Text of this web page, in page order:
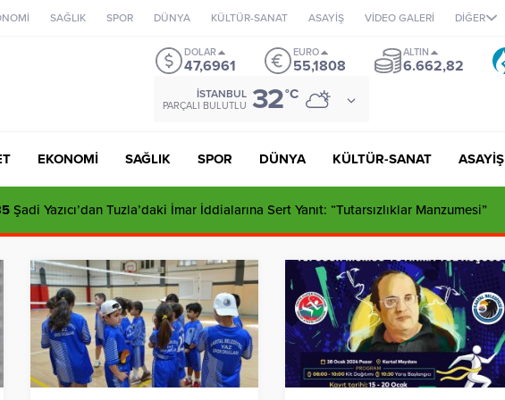
SAĞLIK SPOR DÜNYA KÜLTÜR-SANAT ASAYİŞ VİDEO GALERİ DİĞER
DOLAR
47,6961
EURO
55,1808
ALTIN
6.662,82
İSTANBUL
PARÇALI BULUTLU 32°C
EKONOMİ SAĞLIK SPOR DÜNYA KÜLTÜR-SANAT ASAYİŞ
Şadi Yazıcı’dan Tuzla’daki İmar İddialarına Sert Yanıt: “Tutarsızlıklar Manzumesi”